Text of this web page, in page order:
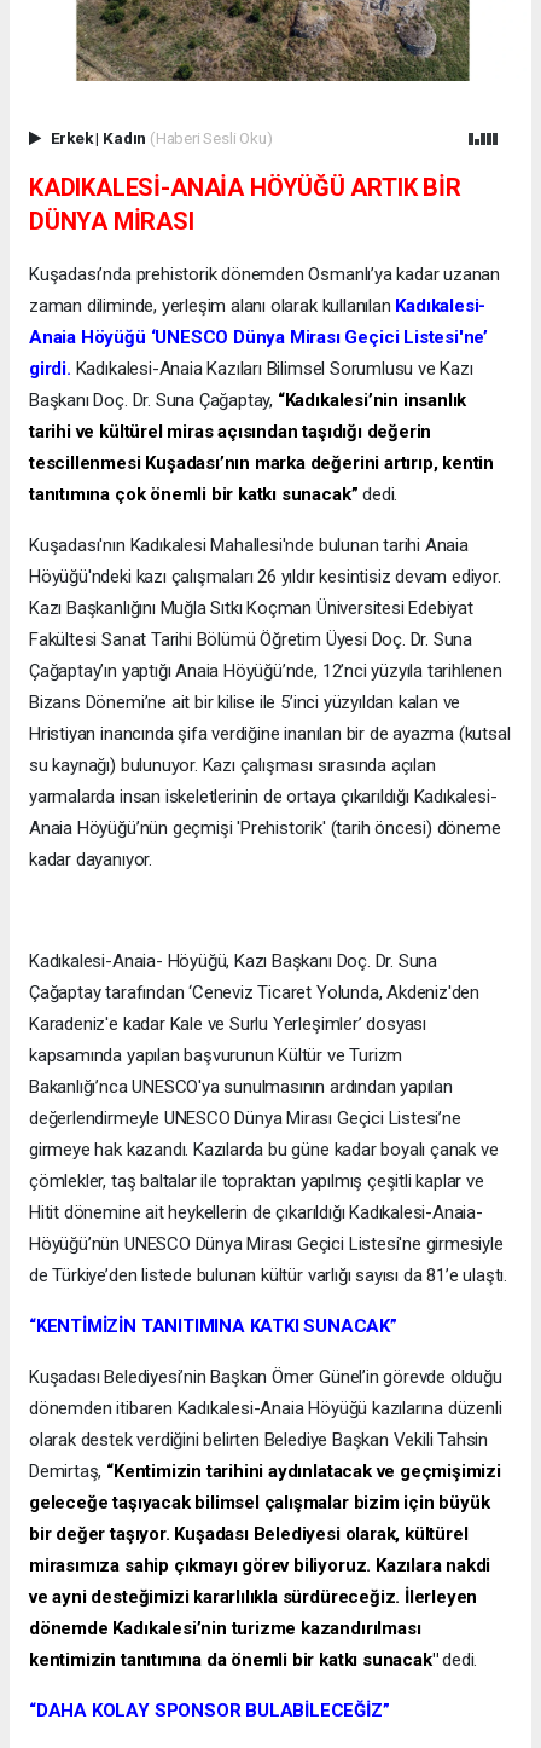
Erkek| Kadın (Haberi Sesli Oku)
KADIKALESİ-ANAİA HÖYÜĞÜ ARTIK BİR
DÜNYA MİRASI
Kuşadası’nda prehistorik dönemden Osmanlı’ya kadar uzanan
zaman diliminde, yerleşim alanı olarak kullanılan Kadıkalesi-
Anaia Höyüğü ‘UNESCO Dünya Mirası Geçici Listesi'ne’
girdi. Kadıkalesi-Anaia Kazıları Bilimsel Sorumlusu ve Kazı
Başkanı Doç. Dr. Suna Çağaptay, “Kadıkalesi’nin insanlık
tarihi ve kültürel miras açısından taşıdığı değerin
tescillenmesi Kuşadası’nın marka değerini artırıp, kentin
tanıtımına çok önemli bir katkı sunacak”dedi.
Kuşadası'nın Kadıkalesi Mahallesi'nde bulunan tarihi Anaia
Höyüğü'ndeki kazı çalışmaları 26 yıldır kesintisiz devam ediyor.
Kazı Başkanlığını Muğla Sıtkı Koçman Üniversitesi Edebiyat
Fakültesi Sanat Tarihi Bölümü Öğretim Üyesi Doç. Dr. Suna
Çağaptay’ın yaptığı Anaia Höyüğü’nde, 12’nci yüzyıla tarihlenen
Bizans Dönemi’ne ait bir kilise ile 5’inci yüzyıldan kalan ve
Hristiyan inancında şifa verdiğine inanılan bir de ayazma (kutsal
su kaynağı) bulunuyor. Kazı çalışması sırasında açılan
yarmalarda insan iskeletlerinin de ortaya çıkarıldığı Kadıkalesi-
Anaia Höyüğü’nün geçmişi 'Prehistorik' (tarih öncesi) döneme
kadar dayanıyor.
Kadıkalesi-Anaia- Höyüğü, Kazı Başkanı Doç. Dr. Suna
Çağaptay tarafından ‘Ceneviz Ticaret Yolunda, Akdeniz'den
Karadeniz'e kadar Kale ve Surlu Yerleşimler’ dosyası
kapsamında yapılan başvurunun Kültür ve Turizm
Bakanlığı’nca UNESCO'ya sunulmasının ardından yapılan
değerlendirmeyle UNESCO Dünya Mirası Geçici Listesi’ne
girmeye hak kazandı. Kazılarda bu güne kadar boyalı çanak ve
çömlekler, taş baltalar ile topraktan yapılmış çeşitli kaplar ve
Hitit dönemine ait heykellerin de çıkarıldığı Kadıkalesi-Anaia-
Höyüğü’nün UNESCO Dünya Mirası Geçici Listesi'ne girmesiyle
de Türkiye’den listede bulunan kültür varlığı sayısı da 81’e ulaştı.
“KENTİMİZİN TANITIMINA KATKI SUNACAK”
Kuşadası Belediyesi’nin Başkan Ömer Günel’in görevde olduğu
dönemden itibaren Kadıkalesi-Anaia Höyüğü kazılarına düzenli
olarak destek verdiğini belirten Belediye Başkan Vekili Tahsin
Demirtaş, “Kentimizin tarihini aydınlatacak ve geçmişimizi
geleceğe taşıyacak bilimsel çalışmalar bizim için büyük
bir değer taşıyor. Kuşadası Belediyesi olarak, kültürel
mirasımıza sahip çıkmayı görev biliyoruz. Kazılara nakdi
ve ayni desteğimizi kararlılıkla sürdüreceğiz. İlerleyen
dönemde Kadıkalesi’nin turizme kazandırılması
kentimizin tanıtımına da önemli bir katkı sunacak"dedi.
“DAHA KOLAY SPONSOR BULABİLECEĞİZ”